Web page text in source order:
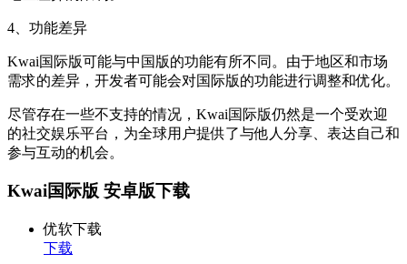
4、功能差异
Kwai国际版可能与中国版的功能有所不同。由于地区和市场
需求的差异，开发者可能会对国际版的功能进行调整和优化。
尽管存在一些不支持的情况，Kwai国际版仍然是一个受欢迎
的社交娱乐平台，为全球用户提供了与他人分享、表达自己和
参与互动的机会。
Kwai国际版 安卓版下载
优软下载
下载